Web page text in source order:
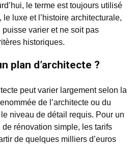
le terme est toujours utilisé
le luxe et l’histoire architecturale,
varier et ne soit pas
historiques.
plan d’architecte ?
peut varier largement selon la
de l’architecte ou du
le niveau de détail requis. Pour un
rénovation simple, les tarifs
de quelques milliers d’euros